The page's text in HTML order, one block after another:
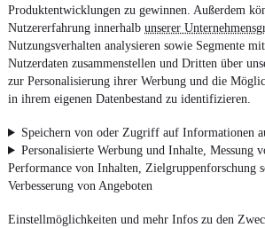
Produktentwicklungen zu gewinnen. Außerdem
Nutzererfahrung innerhalb unserer
Nutzungsverhalten analysieren sowie Segmente
Nutzerdaten zusammenstellen und Dritten über
zur Personalisierung ihrer Werbung und die
in ihrem eigenen Datenbestand zu identifizieren.
Speichern von oder Zugriff auf Informationen
Personalisierte Werbung und Inhalte, Messung
Performance von Inhalten, Zielgruppenforschung
Verbesserung von Angeboten
Einstellmöglichkeiten und mehr Infos zu den
¹MwSt. ausweisbar
Nutze mobile.de schnell und